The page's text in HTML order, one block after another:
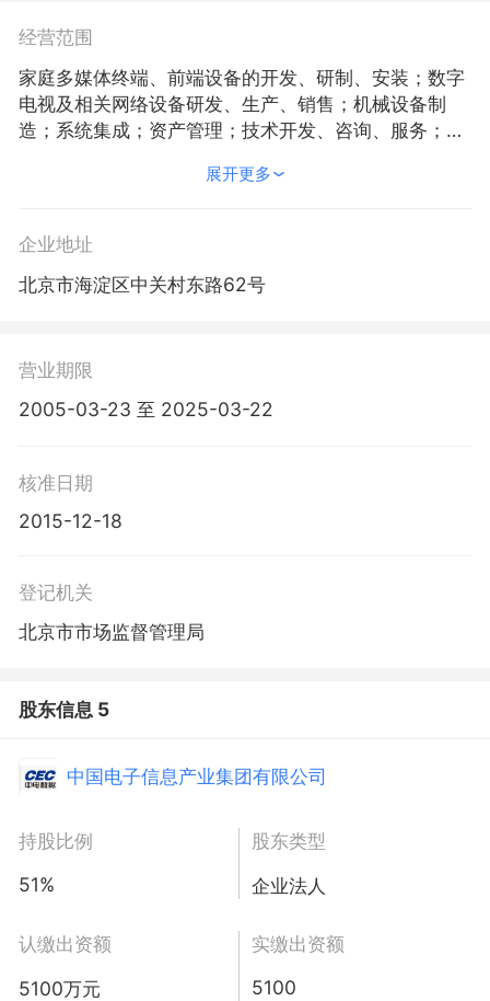
经营范围
家庭多媒体终端、前端设备的开发、研制、安装；数字
电视及相关网络设备研发、生产、销售；机械设备制
造；系统集成；资产管理；技术开发、咨询、服务；软
发、生产、销售；电子元器件开发、生产、销售；进出
批准的内容开展经营活动。）
展开更多
企业地址
北京市海淀区中关村东路62号
营业期限
2005-03-23 至 2025-03-22
核准日期
2015-12-18
登记机关
北京市市场监督管理局
股东信息 5
中国电子信息产业集团有限公司
持股比例
51%
股东类型
企业法人
认缴出资额
5100万元
实缴出资额
5100